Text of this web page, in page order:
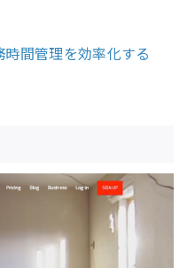
間管理を効率化する